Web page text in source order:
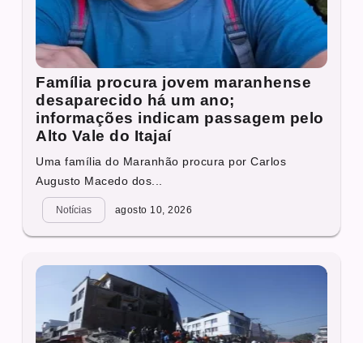
Família procura jovem maranhense
desaparecido há um ano;
informações indicam passagem pelo
Alto Vale do Itajaí
Uma família do Maranhão procura por Carlos
Augusto Macedo dos...
Notícias agosto 10, 2026